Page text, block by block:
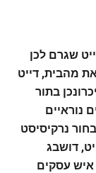
שגרם לכן
מהבית, דייט
בתור
נוראיים
נרקיסיסט
דושבג
עסקים